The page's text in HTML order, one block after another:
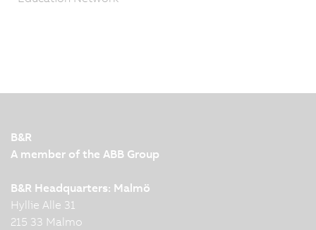
B&R
A member of the ABB Group
B&R Headquarters: Malmö
Hyllie Alle 31
215 33 Malmo